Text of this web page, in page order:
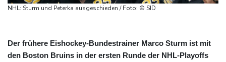
NHL: Sturm und Peterka ausgeschieden / Foto: © SID
Der frühere Eishockey-Bundestrainer Marco Sturm ist mit
den Boston Bruins in der ersten Runde der NHL-Playoffs